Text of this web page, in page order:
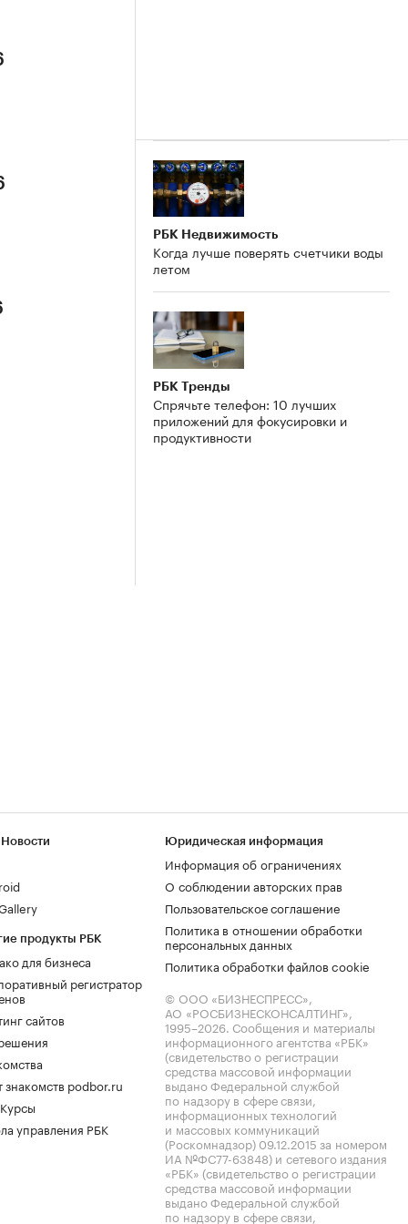
РБК Недвижимость
Когда лучше поверять счетчики воды
летом
РБК Тренды
Спрячьте телефон: 10 лучших
приложений для фокусировки и
продуктивности
продукты РБК
для бизнеса
регистратор
сайтов
знакомств podbor.ru
управления РБК
Юридическая информация
Информация об ограничениях
О соблюдении авторских прав
Пользовательское соглашение
Политика в отношении обработки
персональных данных
Политика обработки файлов cookie
© ООО «БИЗНЕСПРЕСС»,
АО «РОСБИЗНЕСКОНСАЛТИНГ»,
1995–2026. Сообщения и материалы
информационного агентства «РБК»
(свидетельство о регистрации
средства массовой информации
выдано Федеральной службой
по надзору в сфере связи,
информационных технологий
и массовых коммуникаций
(Роскомнадзор) 09.12.2015 за номером
ИА №ФС77-63848) и сетевого издания
«РБК» (свидетельство о регистрации
средства массовой информации
выдано Федеральной службой
по надзору в сфере связи,